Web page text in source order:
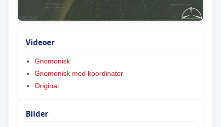
Videoer
Gnomonisk
Gnomonisk med koordinater
Original
Bilder